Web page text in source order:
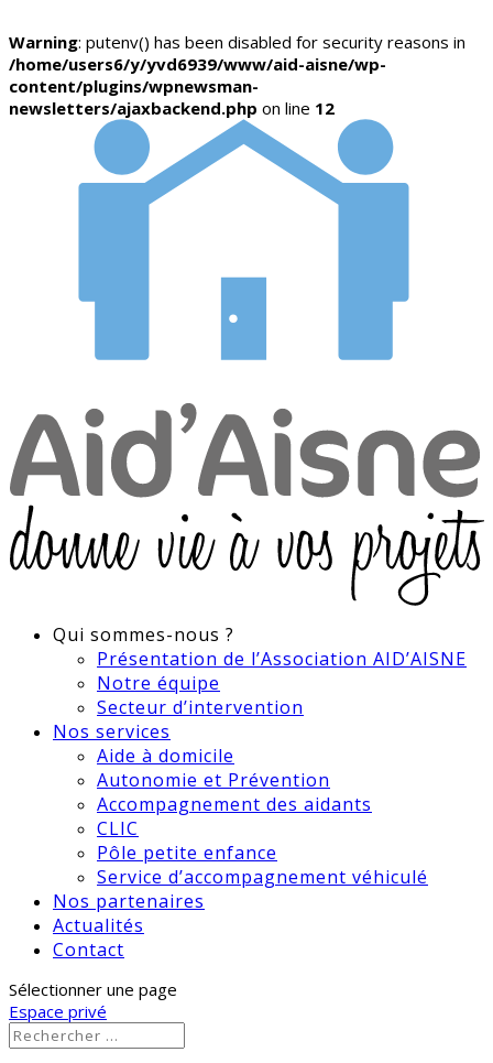
Warning: putenv() has been disabled for security reasons in
/home/users6/y/yvd6939/www/aid-aisne/wp-
content/plugins/wpnewsman-
newsletters/ajaxbackend.php on line 12
Qui sommes-nous ?
Présentation de l’Association AID’AISNE
Notre équipe
Secteur d’intervention
Nos services
Aide à domicile
Autonomie et Prévention
Accompagnement des aidants
CLIC
Pôle petite enfance
Service d’accompagnement véhiculé
Nos partenaires
Actualités
Contact
Sélectionner une page
Espace privé